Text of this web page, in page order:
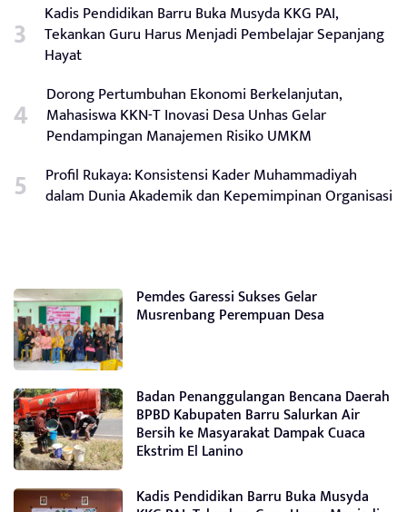
Kadis Pendidikan Barru Buka Musyda KKG PAI,
Tekankan Guru Harus Menjadi Pembelajar Sepanjang
Hayat
Dorong Pertumbuhan Ekonomi Berkelanjutan,
Mahasiswa KKN-T Inovasi Desa Unhas Gelar
Pendampingan Manajemen Risiko UMKM
Profil Rukaya: Konsistensi Kader Muhammadiyah
dalam Dunia Akademik dan Kepemimpinan Organisasi
Pemdes Garessi Sukses Gelar
Musrenbang Perempuan Desa
Badan Penanggulangan Bencana Daerah
BPBD Kabupaten Barru Salurkan Air
Bersih ke Masyarakat Dampak Cuaca
Ekstrim El Lanino
Kadis Pendidikan Barru Buka Musyda